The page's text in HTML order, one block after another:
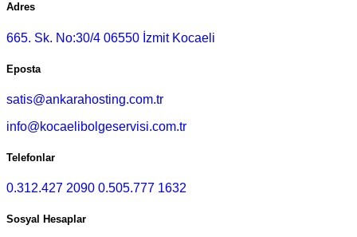
Adres
665. Sk. No:30/4 06550 İzmit Kocaeli
Eposta
satis@ankarahosting.com.tr
info@kocaelibolgeservisi.com.tr
Telefonlar
0.312.427 2090 0.505.777 1632
Sosyal Hesaplar